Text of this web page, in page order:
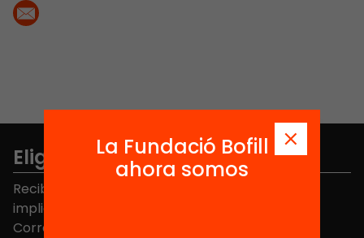
Elige equidad
Recibe contenidos, iniciativas y proyectos para
implicarte.
Correo electrónico
La Fundació Bofill
ahora somos